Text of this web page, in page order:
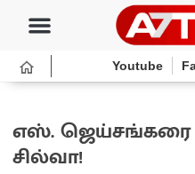
Youtube
எஸ். ஜெய்சங்கரை
சில்வா!